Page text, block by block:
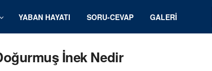
YABAN HAYATI SORU-CEVAP GALERI
İnek Nedir